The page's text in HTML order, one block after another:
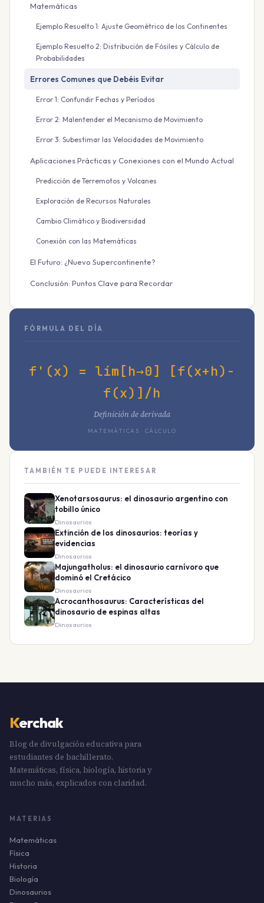
Matemáticas
Ejemplo Resuelto 1: Ajuste Geométrico de los Continentes
Ejemplo Resuelto 2: Distribución de Fósiles y Cálculo de
Probabilidades
Errores Comunes que Debéis Evitar
Error 1: Confundir Fechas y Períodos
Error 2: Malentender el Mecanismo de Movimiento
Error 3: Subestimar las Velocidades de Movimiento
Aplicaciones Prácticas y Conexiones con el Mundo Actual
Predicción de Terremotos y Volcanes
Exploración de Recursos Naturales
Cambio Climático y Biodiversidad
Conexión con las Matemáticas
El Futuro: ¿Nuevo Supercontinente?
Conclusión: Puntos Clave para Recordar
FÓRMULA DEL DÍA
f'(x) = lím[h→0] [f(x+h)-
f(x)]/h
Definición de derivada
MATEMÁTICAS · CÁLCULO
TAMBIÉN TE PUEDE INTERESAR
Xenotarsosaurus: el dinosaurio argentino con
tobillo único
Dinosaurios
Extinción de los dinosaurios: teorías y
evidencias
Dinosaurios
Majungatholus: el dinosaurio carnívoro que
dominó el Cretácico
Dinosaurios
Acrocanthosaurus: Características del
dinosaurio de espinas altas
Dinosaurios
Kerchak
Blog de divulgación educativa para
estudiantes de bachillerato.
Matemáticas, física, biología, historia y
mucho más, explicados con claridad.
MATERIAS
Matemáticas
Física
Historia
Biología
Dinosaurios